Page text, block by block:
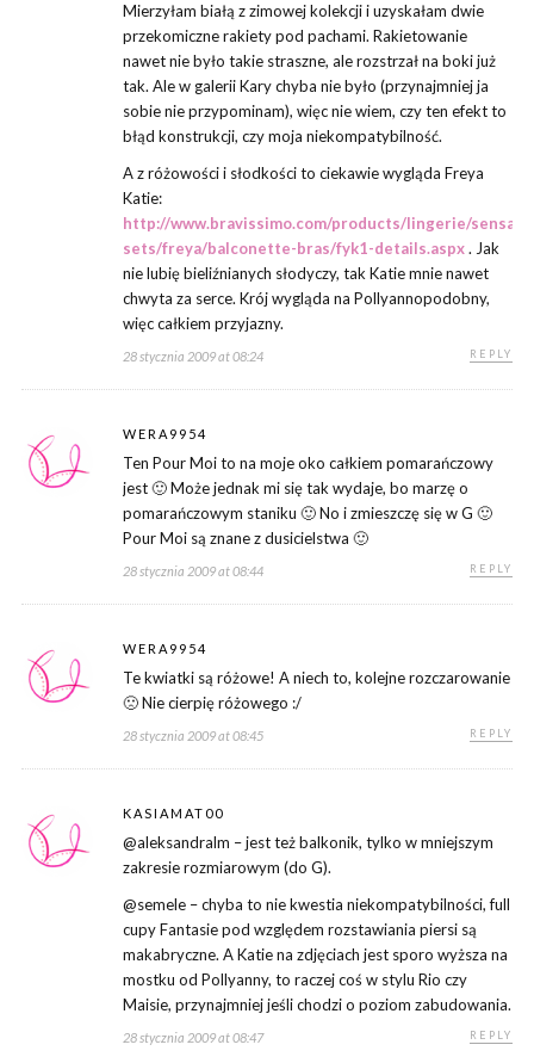
Mierzyłam białą z zimowej kolekcji i uzyskałam dwie
przekomiczne rakiety pod pachami. Rakietowanie
nawet nie było takie straszne, ale rozstrzał na boki już
tak. Ale w galerii Kary chyba nie było (przynajmniej ja
sobie nie przypominam), więc nie wiem, czy ten efekt to
błąd konstrukcji, czy moja niekompatybilność.
A z różowości i słodkości to ciekawie wygląda Freya
Katie:
http://www.bravissimo.com/products/lingerie/
sets/freya/balconette-bras/fyk1-details.aspx. Jak
nie lubię bieliźnianych słodyczy, tak Katie mnie nawet
chwyta za serce. Krój wygląda na Pollyannopodobny,
więc całkiem przyjazny.
28 stycznia 2009 at 08:24 REPLY
WERA9954
Ten Pour Moi to na moje oko całkiem pomarańczowy
jest 🙂 Może jednak mi się tak wydaje, bo marzę o
pomarańczowym staniku 🙂 No i zmieszczę się w G 🙂
Pour Moi są znane z dusicielstwa 🙂
28 stycznia 2009 at 08:44 REPLY
WERA9954
Te kwiatki są różowe! A niech to, kolejne rozczarowanie
🙁 Nie cierpię różowego :/
28 stycznia 2009 at 08:45 REPLY
KASIAMAT00
@aleksandralm – jest też balkonik, tylko w mniejszym
zakresie rozmiarowym (do G).
@semele – chyba to nie kwestia niekompatybilności, full
cupy Fantasie pod względem rozstawiania piersi są
makabryczne. A Katie na zdjęciach jest sporo wyższa na
mostku od Pollyanny, to raczej coś w stylu Rio czy
Maisie, przynajmniej jeśli chodzi o poziom zabudowania.
28 stycznia 2009 at 08:47 REPLY